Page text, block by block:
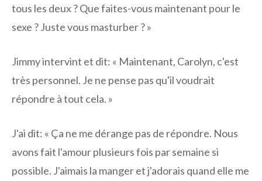
tous les deux ? Que faites-vous maintenant pour le
sexe ? Juste vous masturber ? »
Jimmy intervint et dit: « Maintenant, Carolyn, c'est
très personnel. Je ne pense pas qu'il voudrait
répondre à tout cela. »
J'ai dit: « Ça ne me dérange pas de répondre. Nous
avons fait l'amour plusieurs fois par semaine si
possible. J'aimais la manger et j'adorais quand elle me